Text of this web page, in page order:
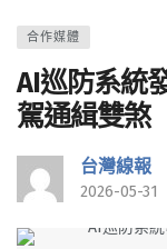
合作媒體
AI巡防系統
駕通緝雙煞
台灣線報
2026-05-31